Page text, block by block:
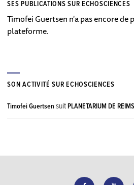
SES PUBLICATIONS SUR ECHOSCIENCES
Timofei Guertsen n'a pas encore
plateforme.
SON ACTIVITÉ SUR ECHOSCIENCES
Timofei Guertsen suitPLANETARIUM DE REIMS